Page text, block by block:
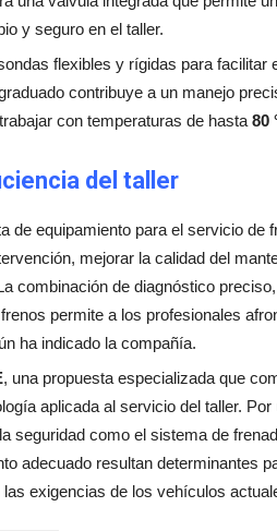
y seguro en el taller.
flexibles y rígidas para facilitar
contribuye a un manejo
con temperaturas de hasta 80
del taller
de equipamiento para el servicio de
mejorar la calidad del
combinación de diagnóstico
permite a los profesionales
ha indicado la compañía.
, una propuesta especializada que
aplicada al servicio del taller. Por
seguridad como el sistema de
adecuado resultan determinantes
exigencias de los vehículos